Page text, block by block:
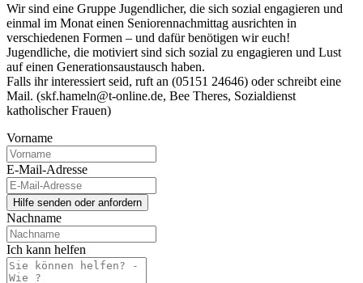
Wir sind eine Gruppe Jugendlicher, die sich sozial engagieren und
einmal im Monat einen Seniorennachmittag ausrichten in
verschiedenen Formen – und dafür benötigen wir euch!
Jugendliche, die motiviert sind sich sozial zu engagieren und Lust
auf einen Generationsaustausch haben.
Falls ihr interessiert seid, ruft an (05151 24646) oder schreibt eine
Mail. (skf.hameln@t-online.de, Bee Theres, Sozialdienst
katholischer Frauen)
Vorname
E-Mail-Adresse
Nachname
Ich kann helfen